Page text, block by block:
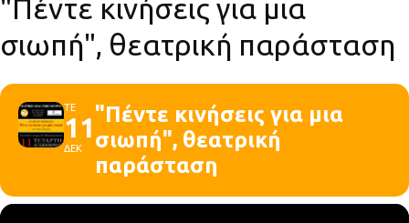
"Πέντε κινήσεις για μια
σιωπή", θεατρική παράσταση
ΤΕ
11
ΔΕΚ
"Πέντε κινήσεις για μια
σιωπή", θεατρική
παράσταση